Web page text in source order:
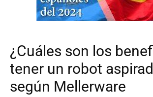
¿Cuáles son los
tener un robot
según Mellerware